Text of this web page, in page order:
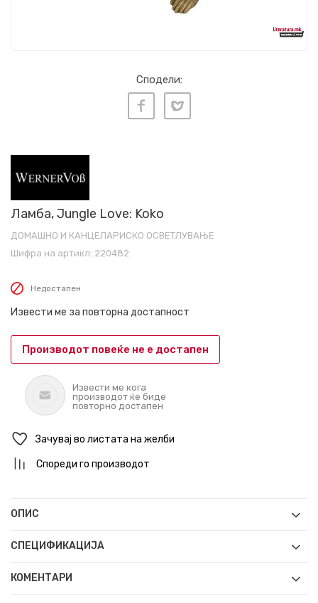
Сподели:
Ламба, Jungle Love: Koko
ДОМАШНО И КАНЦЕЛАРИСКО ОСВЕТЛУВАЊЕ
Шифра на артикл: 220482
Недостапен
Извести ме за повторна достапност
Производот повеќе не е достапен
Извести ме кога
производот ќе биде
повторно достапен
Зачувај во листата на желби
Спореди го производот
ОПИС
СПЕЦИФИКАЦИЈА
КОМЕНТАРИ